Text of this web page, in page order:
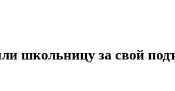
школьницу за свой